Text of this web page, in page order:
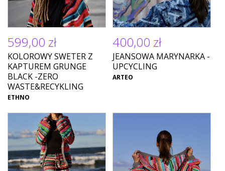
599,00 zł
KOLOROWY SWETER Z
KAPTUREM GRUNGE
BLACK -ZERO
WASTE&RECYKLING
ETHNO
400,00 zł
JEANSOWA MARYNARKA -
UPCYCLING
ARTEO